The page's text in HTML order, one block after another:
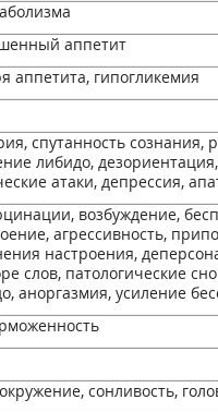
аппетит
аппетита, гипогликемия
спутанность сознания,
либидо,
атаки, депрессия,
возбуждение,
агрессивность,
настроения,
слов, патологические
аноргазмия, усиление
сонливость,